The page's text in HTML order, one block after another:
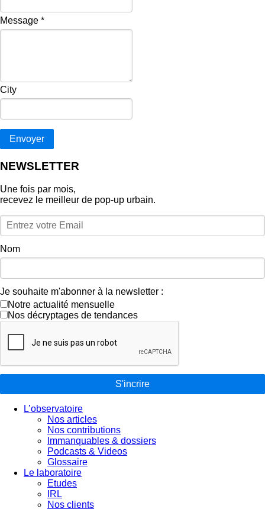
Message *
City
Envoyer
NEWSLETTER
Une fois par mois,
recevez le meilleur de pop‑up urbain.
Nom
Je souhaite m'abonner à la newsletter :
Notre actualité mensuelle
Nos décryptages de tendances
S'incrire
L’observatoire
Nos articles
Nos contributions
Immanquables & dossiers
Podcasts & Videos
Glossaire
Le laboratoire
Etudes
IRL
Nos clients